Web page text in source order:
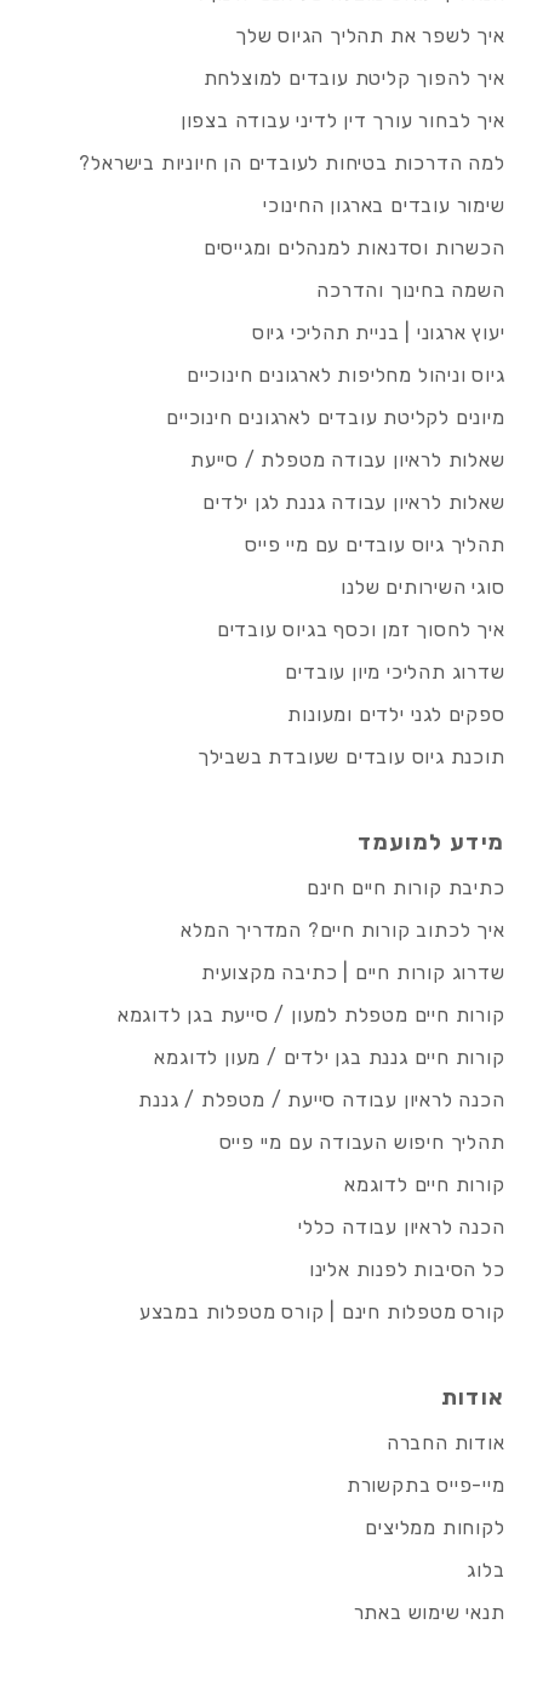
איך לשפר את תהליך הגיוס שלך
איך להפוך קליטת עובדים למוצלחת
איך לבחור עורך דין לדיני עבודה בצפון
למה הדרכות בטיחות לעובדים הן חיוניות בישראל?
שימור עובדים בארגון החינוכי
הכשרות וסדנאות למנהלים ומגייסים
השמה בחינוך והדרכה
יעוץ ארגוני | בניית תהליכי גיוס
גיוס וניהול מחליפות לארגונים חינוכיים
מיונים לקליטת עובדים לארגונים חינוכיים
שאלות לראיון עבודה מטפלת / סייעת
שאלות לראיון עבודה גננת לגן ילדים
תהליך גיוס עובדים עם מיי פייס
סוגי השירותים שלנו
איך לחסוך זמן וכסף בגיוס עובדים
שדרוג תהליכי מיון עובדים
ספקים לגני ילדים ומעונות
תוכנת גיוס עובדים שעובדת בשבילך
מידע למועמד
כתיבת קורות חיים חינם
איך לכתוב קורות חיים? המדריך המלא
שדרוג קורות חיים | כתיבה מקצועית
קורות חיים מטפלת למעון / סייעת בגן לדוגמא
קורות חיים גננת בגן ילדים / מעון לדוגמא
הכנה לראיון עבודה סייעת / מטפלת / גננת
תהליך חיפוש העבודה עם מיי פייס
קורות חיים לדוגמא
הכנה לראיון עבודה כללי
כל הסיבות לפנות אלינו
קורס מטפלות חינם | קורס מטפלות במבצע
אודות
אודות החברה
מיי-פייס בתקשורת
לקוחות ממליצים
בלוג
תנאי שימוש באתר